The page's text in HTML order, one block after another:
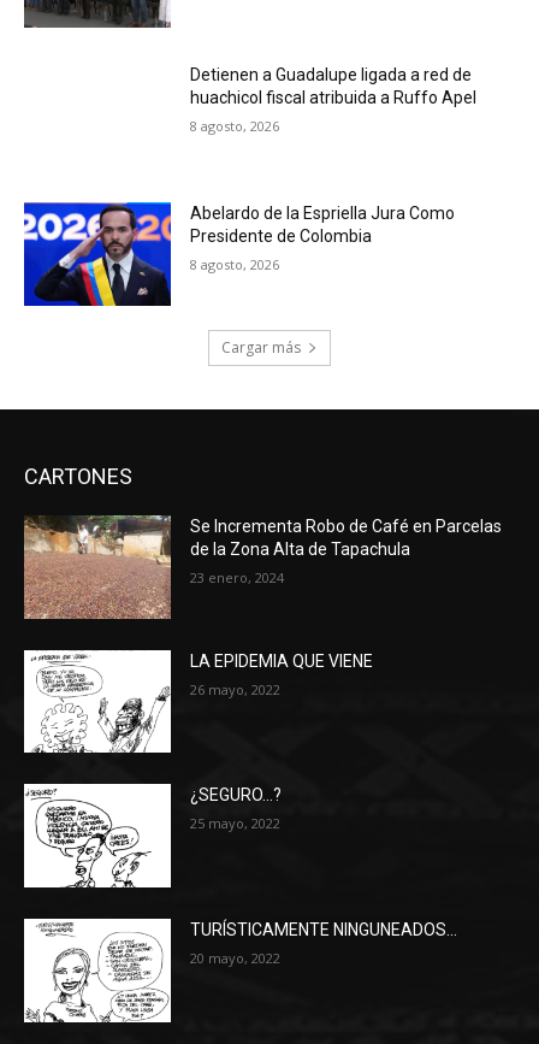
Detienen a Guadalupe ligada a red de
huachicol fiscal atribuida a Ruffo Apel
8 agosto, 2026
Abelardo de la Espriella Jura Como
Presidente de Colombia
8 agosto, 2026
Cargar más
CARTONES
Se Incrementa Robo de Café en Parcelas
de la Zona Alta de Tapachula
23 enero, 2024
LA EPIDEMIA QUE VIENE
26 mayo, 2022
¿SEGURO…?
25 mayo, 2022
TURÍSTICAMENTE NINGUNEADOS…
20 mayo, 2022